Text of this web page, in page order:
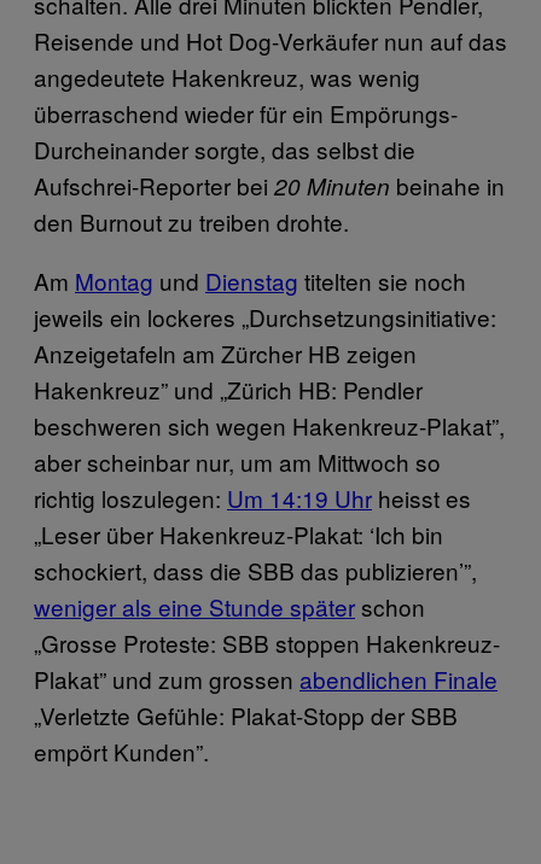
Reisende und Hot Dog-Verkäufer nun auf das
angedeutete Hakenkreuz, was wenig
überraschend wieder für ein Empörungs-
Durcheinander sorgte, das selbst die
Aufschrei-Reporter bei 20 Minuten beinahe in
den Burnout zu treiben drohte.
Am Montag und Dienstag titelten sie noch
jeweils ein lockeres „Durchsetzungsinitiative:
Anzeigetafeln am Zürcher HB zeigen
Hakenkreuz” und „Zürich HB: Pendler
beschweren sich wegen Hakenkreuz-Plakat”,
aber scheinbar nur, um am Mittwoch so
richtig loszulegen: Um 14:19 Uhr heisst es
„Leser über Hakenkreuz-Plakat: ‘Ich bin
schockiert, dass die SBB das publizieren’”,
weniger als eine Stunde späterschon
„Grosse Proteste: SBB stoppen Hakenkreuz-
Plakat” und zum grossen abendlichen Finale
„Verletzte Gefühle: Plakat-Stopp der SBB
empört Kunden”.